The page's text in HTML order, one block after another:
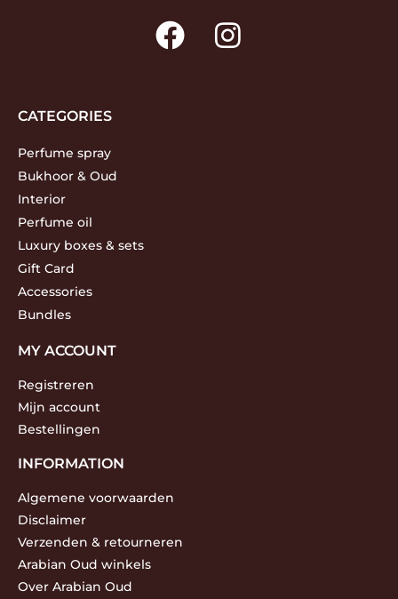
CATEGORIES
Perfume spray
Bukhoor & Oud
Interior
Perfume oil
Luxury boxes & sets
Gift Card
Accessories
Bundles
MY ACCOUNT
Registreren
Mijn account
Bestellingen
INFORMATION
Algemene voorwaarden
Disclaimer
Verzenden & retourneren
Arabian Oud winkels
Over Arabian Oud